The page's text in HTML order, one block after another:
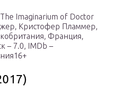
Imaginarium of Doctor
Кристофер Пламмер,
Франция,
– 7.0, IMDb –